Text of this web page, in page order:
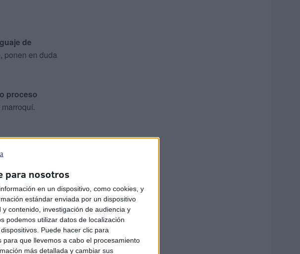
para nosotros
en un dispositivo, como cookies, y
estándar enviada por un dispositivo
contenido, investigación de audiencia y
podemos utilizar datos de localización
Puede hacer clic para
que llevemos a cabo el procesamiento
más detallada y cambiar sus
de
ponen en duda
proceso
monopoliza